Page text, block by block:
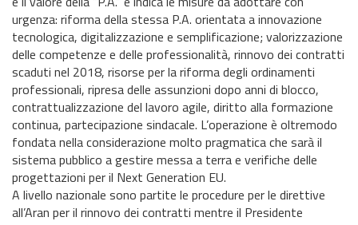
urgenza: riforma della stessa P.A. orientata a innovazione
tecnologica, digitalizzazione e semplificazione; valorizzazione
delle competenze e delle professionalità, rinnovo dei contratti
scaduti nel 2018, risorse per la riforma degli ordinamenti
professionali, ripresa delle assunzioni dopo anni di blocco,
contrattualizzazione del lavoro agile, diritto alla formazione
continua, partecipazione sindacale. L’operazione è oltremodo
fondata nella considerazione molto pragmatica che sarà il
sistema pubblico a gestire messa a terra e verifiche delle
progettazioni per il Next Generation EU.
A livello nazionale sono partite le procedure per le direttive
all’Aran per il rinnovo dei contratti mentre il Presidente